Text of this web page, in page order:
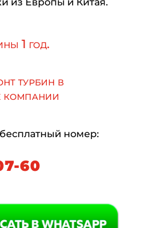
из Европы и Китая.
1 год.
турбин в
компании
номер:
60